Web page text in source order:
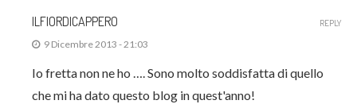
ILFIORDICAPPERO
9 Dicembre 2013 - 21:03
Io fretta non ne ho …. Sono molto soddisfatta di quello
che mi ha dato questo blog in quest'anno!
REPLY